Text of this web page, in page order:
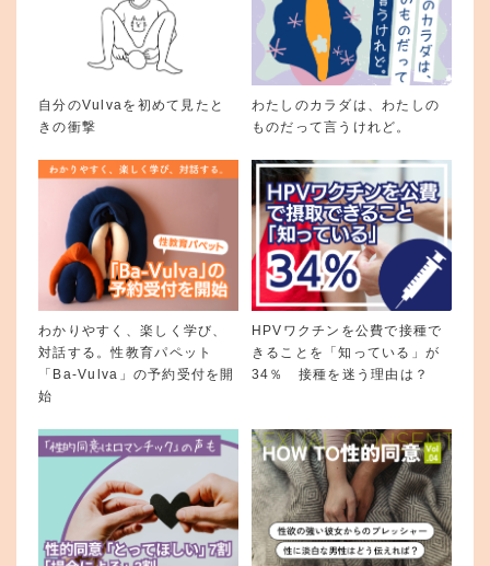
自分のVulvaを初めて見たと
きの衝撃
わたしのカラダは、わたしの
ものだって言うけれど。
わかりやすく、楽しく学び、
対話する。性教育パペット
「Ba-Vulva」の予約受付を開
始
HPVワクチンを公費で接種で
きることを「知っている」が
34％ 接種を迷う理由は？